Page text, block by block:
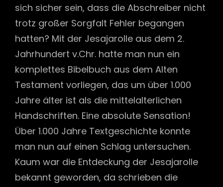
sich sicher sein, dass die Abschreiber nicht
trotz großer Sorgfalt Fehler begangen
hatten? Mit der Jesajarolle aus dem 2.
Jahrhundert v.Chr. hatte man nun ein
komplettes Bibelbuch aus dem Alten
Testament vorliegen, das um über 1.000
Jahre älter ist als die mittelalterlichen
Handschriften. Eine absolute Sensation!
Über 1.000 Jahre Textgeschichte konnte
man nun auf einen Schlag untersuchen.
Kaum war die Entdeckung der Jesajarolle
bekannt geworden, da schrieben die